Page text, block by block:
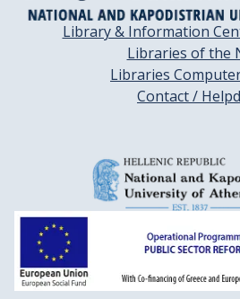
Library & Information
Libraries of the
Libraries
Contact /